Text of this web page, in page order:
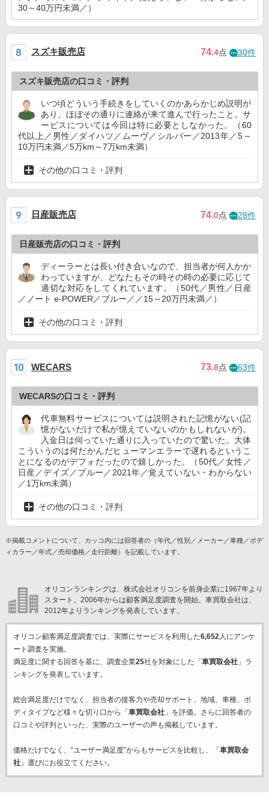
30～40万円未満／）
スズキ販売店 74.4点 30件
スズキ販売店の口コミ・評判
いつ頃どういう手続きをしていくのかあらかじめ説明が
あり、ほぼその通りに連絡が来て進んで行ったこと。サ
ービスについては今回は特に必要としなかった。（60
代以上／男性／ダイハツ／ムーヴ／シルバー／2013年／5～
10万円未満／5万km～7万km未満）
その他の口コミ・評判
日産販売店 74.0点 28件
日産販売店の口コミ・評判
ディーラーとは長い付き合いなので、担当者が何人かか
わっていますが、どなたもその時その時の必要に応じて
適切な対応をしてくれています。（50代／男性／日産
／ノート e-POWER／ブルー／／15～20万円未満／）
その他の口コミ・評判
WECARS 73.8点 63件
WECARSの口コミ・評判
代車無料サービスについては説明された記憶がない(記
憶がないだけで私が憶えていないのかもしれないが)。
入金日は伺っていた通りに入っていたので驚いた。大体
こういうのは何だかんだヒューマンエラーで遅れるというこ
とになるのがデフォだったので嬉しかった。（50代／女性／
日産／デイズ／ブルー／2021年／覚えていない・わからない
／1万km未満）
その他の口コミ・評判
※掲載コメントについて、カッコ内には回答者の（年代／性別／メーカー／車種／ボデ
ィカラー／年式／売却価格／走行距離）を記載しています。
オリコンランキングは、株式会社オリコンを前身企業に1967年より
スタート。2006年からは顧客満足度調査を開始。車買取会社は、
2012年よりランキングを発表しています。
オリコン顧客満足度調査では、実際にサービスを利用した6,652人にアンケ
ート調査を実施。
満足度に関する回答を基に、調査企業25社を対象にした「車買取会社」ラ
ンキングを発表しています。
総合満足度だけでなく、担当者の接客力や売却サポート、地域、車種、ボ
ディタイプなど様々な切り口から「車買取会社」を評価。さらに回答者の
口コミや評判といった、実際のユーザーの声も掲載しています。
価格だけでなく、“ユーザー満足度”からもサービスを比較し、「車買取会
社」選びにお役立てください。